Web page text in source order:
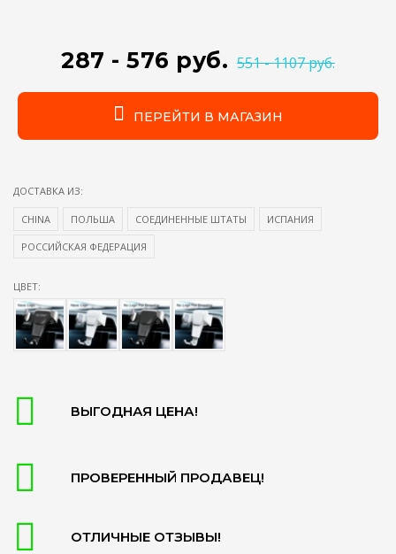
287 - 576 руб. 551 - 1107 руб.
ПЕРЕЙТИ В МАГАЗИН
ДОСТАВКА ИЗ:
CHINA ПОЛЬША СОЕДИНЕННЫЕ ШТАТЫ ИСПАНИЯ
РОССИЙСКАЯ ФЕДЕРАЦИЯ
ЦВЕТ:
ВЫГОДНАЯ ЦЕНА!
ПРОВЕРЕННЫЙ ПРОДАВЕЦ!
ОТЛИЧНЫЕ ОТЗЫВЫ!